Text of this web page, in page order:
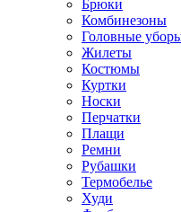
Брюки
Комбинезоны
Головные
Жилеты
Костюмы
Куртки
Носки
Перчатки
Плащи
Ремни
Рубашки
Термобелье
Худи